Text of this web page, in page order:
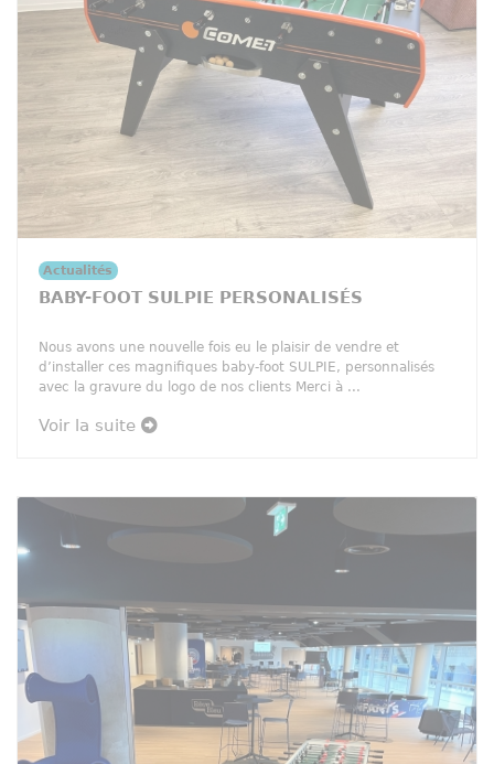
Actualités
BABY-FOOT SULPIE PERSONALISÉS
Nous avons une nouvelle fois eu le plaisir de vendre et
d’installer ces magnifiques baby-foot SULPIE, personnalisés
avec la gravure du logo de nos clients Merci à ...
Voir la suite